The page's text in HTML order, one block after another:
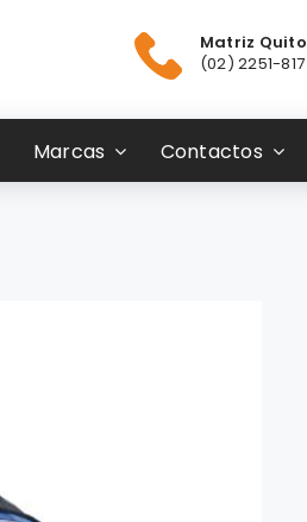
Matriz Quito
(02) 2251-817
Marcas Contactos